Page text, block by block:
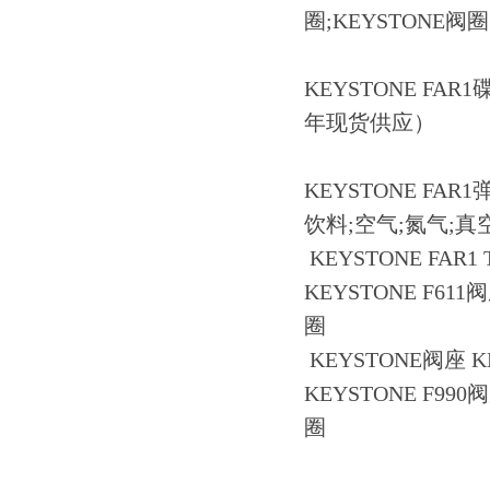
圈;KEYSTONE阀
KEYSTONE FAR1
年现货供应）
KEYSTONE
饮料;空气;氮气;真
KEYSTONE FAR1
KEYSTONE F611
圈
KEYSTONE阀座
KEYSTONE F990
圈